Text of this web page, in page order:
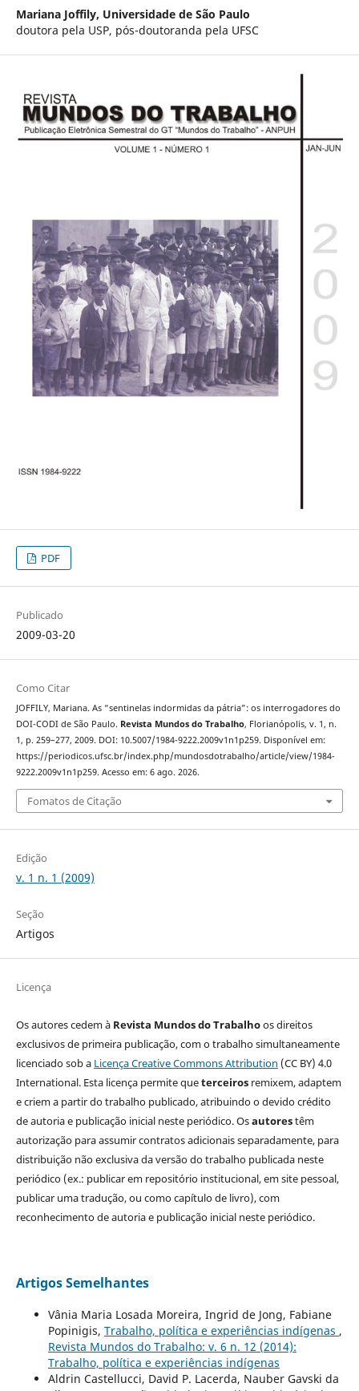
Mariana Joffily, Universidade de São Paulo
doutora pela USP, pós-doutoranda pela UFSC
PDF
Publicado
2009-03-20
Como Citar
JOFFILY, Mariana. As “sentinelas indormidas da pátria”: os interrogadores do
DOI-CODI de São Paulo. Revista Mundos do Trabalho, Florianópolis, v. 1, n.
1, p. 259–277, 2009. DOI: 10.5007/1984-9222.2009v1n1p259. Disponível em:
https://periodicos.ufsc.br/index.php/mundosdotrabalho/article/view/1984-
9222.2009v1n1p259. Acesso em: 6 ago. 2026.
Fomatos de Citação
Edição
v. 1 n. 1 (2009)
Seção
Artigos
Licença
Os autores cedem à Revista Mundos do Trabalhoos direitos
exclusivos de primeira publicação, com o trabalho simultaneamente
licenciado sob a Licença Creative Commons Attribution (CC BY) 4.0
International. Esta licença permite queterceirosremixem, adaptem
e criem a partir do trabalho publicado, atribuindo o devido crédito
de autoria e publicação inicial neste periódico. Osautorestêm
autorização para assumir contratos adicionais separadamente, para
distribuição não exclusiva da versão do trabalho publicada neste
periódico (ex.: publicar em repositório institucional, em site pessoal,
publicar uma tradução, ou como capítulo de livro), com
reconhecimento de autoria e publicação inicial neste periódico.
Artigos Semelhantes
Vânia Maria Losada Moreira, Ingrid de Jong, Fabiane
Popinigis, Trabalho, política e experiências indígenas ,
Revista Mundos do Trabalho: v. 6 n. 12 (2014):
Trabalho, política e experiências indígenas
Aldrin Castellucci, David P. Lacerda, Nauber Gavski da